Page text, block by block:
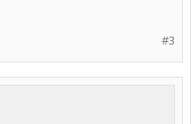
#3